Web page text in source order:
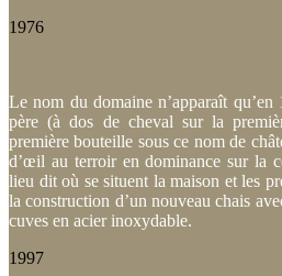
1976
Le nom du domaine n’apparaît
père (à dos de cheval sur la
première bouteille sous ce nom de
d’œil au terroir en dominance sur la
lieu dit où se situent la maison et les
la construction d’un nouveau chais
cuves en acier inoxydable.
1997